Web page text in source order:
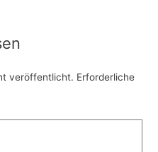
veröffentlicht. Erforderliche